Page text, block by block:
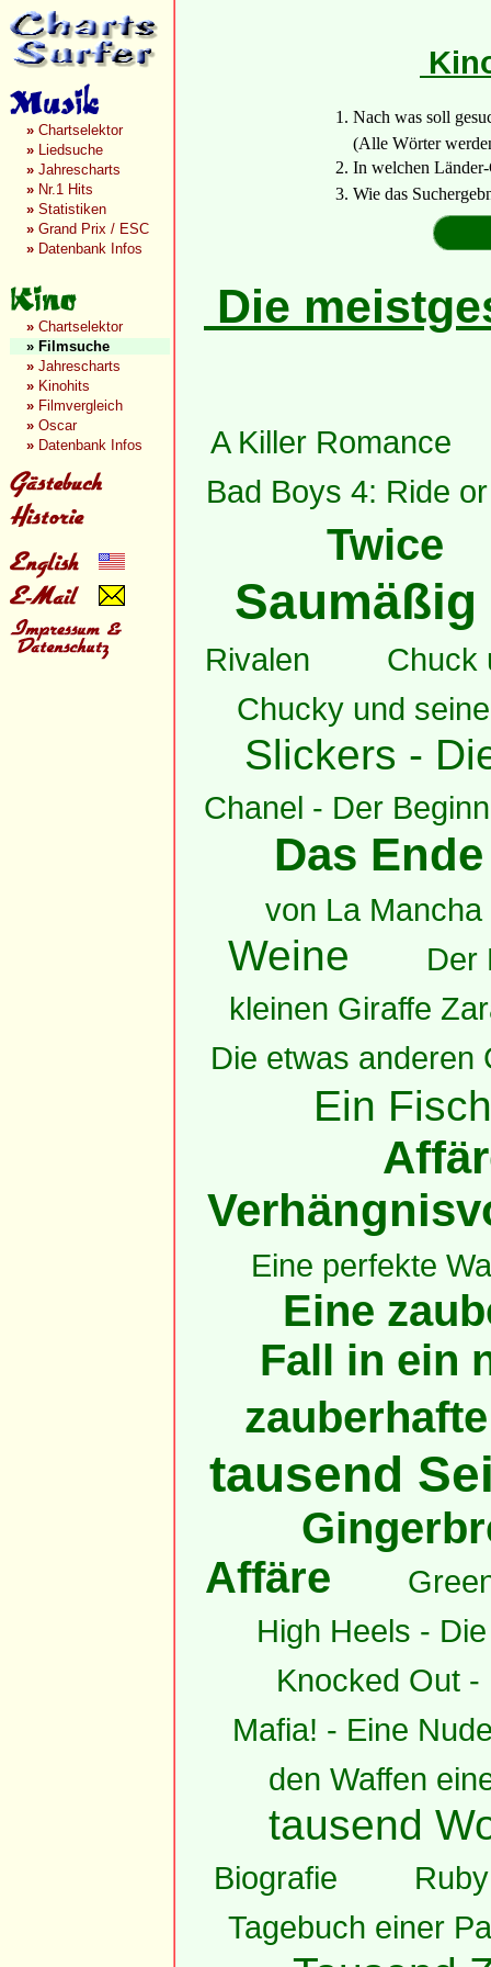
» Chartselektor
» Liedsuche
» Jahrescharts
» Nr.1 Hits
» Statistiken
» Grand Prix / ESC
» Datenbank Infos
» Chartselektor
» Filmsuche
» Jahrescharts
» Kinohits
» Filmvergleich
» Oscar
» Datenbank Infos
1. Nach was soll
(Alle Wörter
2. In welchen Länder-
3. Wie das
Die
A Killer Romance
Bad Boys 4: Ride
Twice
Rivalen
Chuck
Chucky und
Slickers -
Chanel - Der
Das
von La Mancha
Weine
Der
kleinen Giraffe
Die etwas anderen
Ein
Eine perfekte
Eine
Fall in ein
tausend
Affäre
High Heels -
Knocked Out
Mafia! - Eine
den Waffen
tausend
Biografie
Tagebuch einer